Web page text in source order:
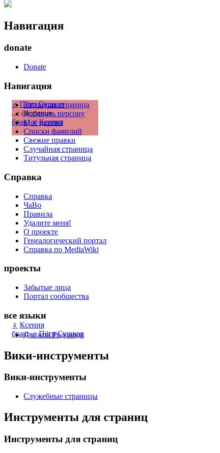
♂ Пётр Сушков
...: дворянин
брак:♀ Ксения
♀ Ксения
брак:♂ Пётр Сушков
Навигация
donate
Donate
Навигация
Заглавная страница
Добавить персону
Моё дерево
Списки фамилий
Свежие правки
Случайная страница
Титульная страница
Справка
Справка
ЧаВо
Правила
Удалите меня!
О проекте
Генеалогический портал
Справка по MediaWiki
проекты
Забытые лица
Портал сообщества
все языки
Движок Родовода
Вики-инструменты
Вики-инструменты
Служебные страницы
Инструменты для страниц
Инструменты для страниц